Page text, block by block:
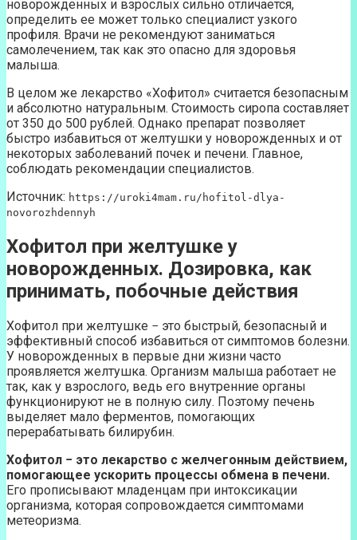
новорожденных и взрослых сильно отличается,
определить ее может только специалист узкого
профиля. Врачи не рекомендуют заниматься
самолечением, так как это опасно для здоровья
малыша.
В целом же лекарство «Хофитол» считается безопасным
и абсолютно натуральным. Стоимость сиропа составляет
от 350 до 500 рублей. Однако препарат позволяет
быстро избавиться от желтушки у новорожденных и от
некоторых заболеваний почек и печени. Главное,
соблюдать рекомендации специалистов.
Источник: https://uroki4mam.ru/hofitol-dlya-
novorozhdennyh
Хофитол при желтушке у
новорожденных. Дозировка, как
принимать, побочные действия
Хофитол при желтушке − это быстрый, безопасный и
эффективный способ избавиться от симптомов болезни.
У новорожденных в первые дни жизни часто
проявляется желтушка. Организм малыша работает не
так, как у взрослого, ведь его внутренние органы
функционируют не в полную силу. Поэтому печень
выделяет мало ферментов, помогающих
перерабатывать билирубин.
Хофитол − это лекарство с желчегонным действием,
помогающее ускорить процессы обмена в печени.
Его прописывают младенцам при интоксикации
организма, которая сопровождается симптомами
метеоризма.